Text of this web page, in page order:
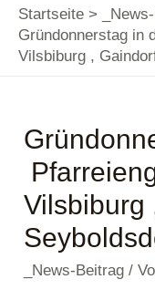
Startseite
Gründonnerstag in
Vilsbiburg ,
Vilsbiburg
_News-Beitrag /